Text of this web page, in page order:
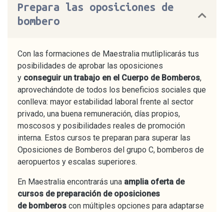
Prepara las oposiciones de
bombero
Con las formaciones de Maestralia mutliplicarás tus
posibilidades de aprobar las oposiciones
y conseguir un trabajo en el Cuerpo de Bomberos,
aprovechándote de todos los beneficios sociales que
conlleva: mayor estabilidad laboral frente al sector
privado, una buena remuneración, días propios,
moscosos y posibilidades reales de promoción
interna. Estos cursos te preparan para superar las
Oposiciones de Bomberos del grupo C, bomberos de
aeropuertos y escalas superiores.
En Maestralia encontrarás una amplia oferta de
cursos de preparación de oposiciones
de bomberos con múltiples opciones para adaptarse